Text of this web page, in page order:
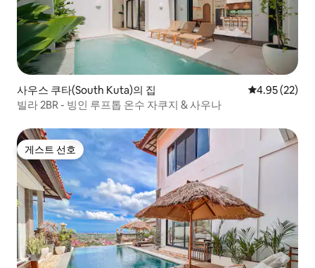
사우스 쿠타(South Kuta)의 집 평점 4.95점(5
4.95 (22)
빌라 2BR - 빙인 루프톱 온수 자쿠지 & 사우나
게스트 선호
게스트 선호